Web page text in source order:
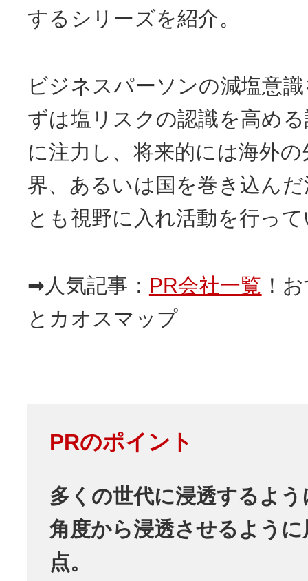
するシリーズを紹介。
ビジネスパーソンの減塩意
ずは塩リスクの認識を高め
に注力し、将来的には海外
界、あるいは国を巻き込ん
とも視野に入れ活動を行っ
➡人気記事： PR会社一覧 ！
とカオスマップ
PRのポイント
多くの世代に浸透するよ
角度から浸透させるよう
点。